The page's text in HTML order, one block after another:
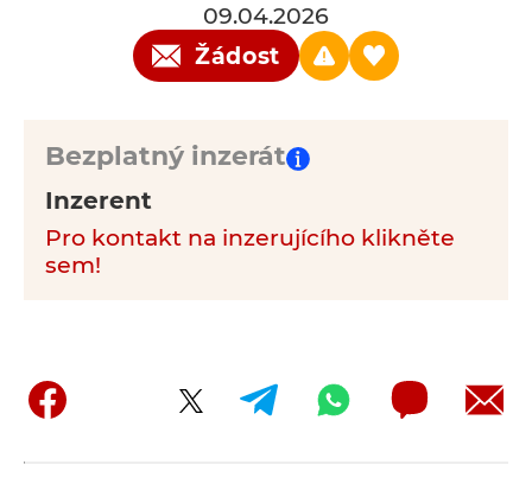
09.04.2026
Žádost
Bezplatný inzerát
Inzerent
Pro kontakt na inzerujícího klikněte
sem!